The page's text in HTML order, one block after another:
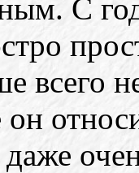
С
всего
даже